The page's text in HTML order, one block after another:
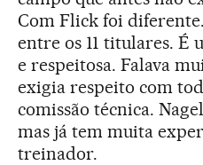
Com Flick foi
entre os 11 titulares. É
e respeitosa. Falava
exigia respeito com
comissão técnica.
mas já tem muita
treinador.